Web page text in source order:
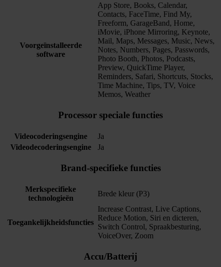
Voorgeïnstalleerde
software
App Store, Books, Calendar,
Contacts, FaceTime, Find My,
Freeform, GarageBand, Home,
iMovie, iPhone Mirroring, Keynote,
Mail, Maps, Messages, Music, News,
Notes, Numbers, Pages, Passwords,
Photo Booth, Photos, Podcasts,
Preview, QuickTime Player,
Reminders, Safari, Shortcuts, Stocks,
Time Machine, Tips, TV, Voice
Memos, Weather
Processor speciale functies
Videocoderingsengine
Ja
Videodecoderingsengine
Ja
Brand-specifieke functies
Merkspecifieke
technologieën
Brede kleur (P3)
Toegankelijkheidsfuncties
Increase Contrast, Live Captions,
Reduce Motion, Siri en dicteren,
Switch Control, Spraakbesturing,
VoiceOver, Zoom
Accu/Batterij